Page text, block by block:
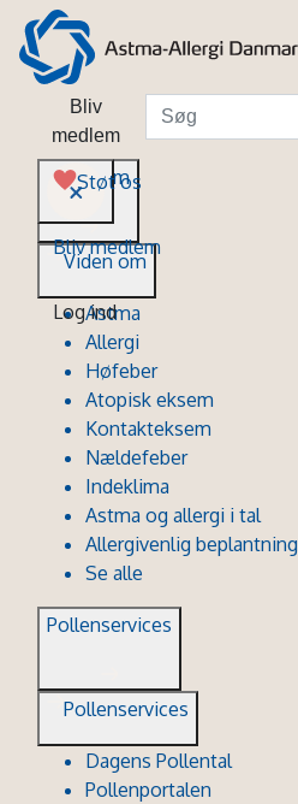
Bliv
medlem
Støt os
Bliv medlem
Log ind
Viden om
Viden om
Astma
Allergi
Høfeber
Atopisk eksem
Kontakteksem
Nældefeber
Indeklima
Astma og allergi i tal
Allergivenlig beplantning
Se alle
Pollenservices
Pollenservices
Dagens Pollental
Pollenportalen